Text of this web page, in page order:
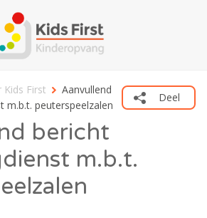
Kids First
Aanvullend
m.b.t. peuterspeelzalen
Deel
bericht
m.b.t.